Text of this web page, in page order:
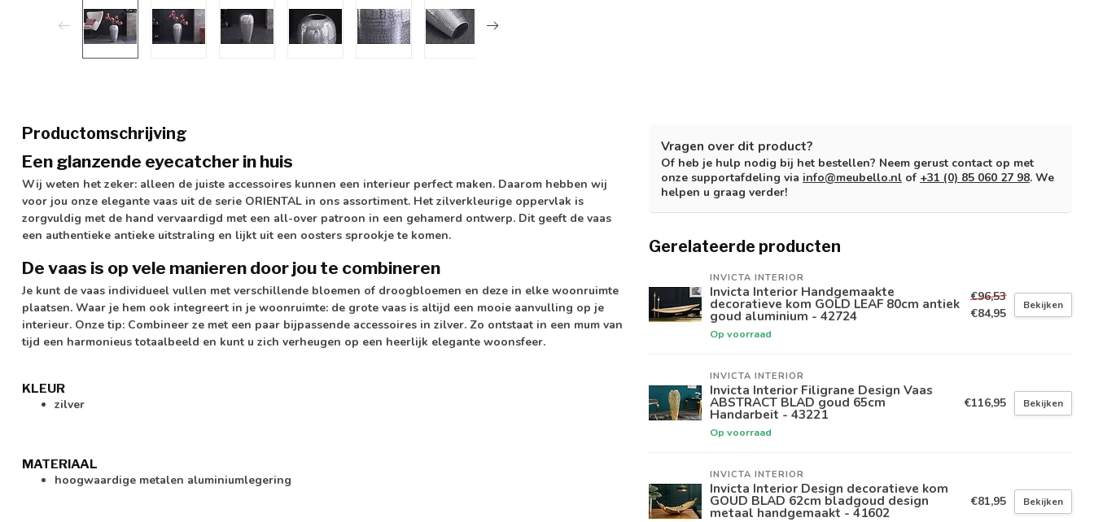
Productomschrijving
Een glanzende eyecatcher in huis
Wij weten het zeker: alleen de juiste accessoires kunnen een interieur perfect maken. Daarom hebben wij
voor jou onze elegante vaas uit de serie ORIENTAL in ons assortiment. Het zilverkleurige oppervlak is
zorgvuldig met de hand vervaardigd met een all-over patroon in een gehamerd ontwerp. Dit geeft de vaas
een authentieke antieke uitstraling en lijkt uit een oosters sprookje te komen.
De vaas is op vele manieren door jou te combineren
Je kunt de vaas individueel vullen met verschillende bloemen of droogbloemen en deze in elke woonruimte
plaatsen. Waar je hem ook integreert in je woonruimte: de grote vaas is altijd een mooie aanvulling op je
interieur. Onze tip: Combineer ze met een paar bijpassende accessoires in zilver. Zo ontstaat in een mum van
tijd een harmonieus totaalbeeld en kunt u zich verheugen op een heerlijk elegante woonsfeer.
KLEUR
zilver
MATERIAAL
hoogwaardige metalen aluminiumlegering
Vragen over dit product?
Of heb je hulp nodig bij het bestellen? Neem gerust contact op met
onze supportafdeling via info@meubello.nl of +31 (0) 85 060 27 98. We
helpen u graag verder!
Gerelateerde producten
INVICTA INTERIOR
Invicta Interior Handgemaakte
decoratieve kom GOLD LEAF 80cm antiek
goud aluminium - 42724
Op voorraad
€96,53
€84,95
Bekijken
INVICTA INTERIOR
Invicta Interior Filigrane Design Vaas
ABSTRACT BLAD goud 65cm
Handarbeit - 43221
Op voorraad
€116,95 Bekijken
INVICTA INTERIOR
Invicta Interior Design decoratieve kom
GOUD BLAD 62cm bladgoud design
metaal handgemaakt - 41602
€81,95 Bekijken